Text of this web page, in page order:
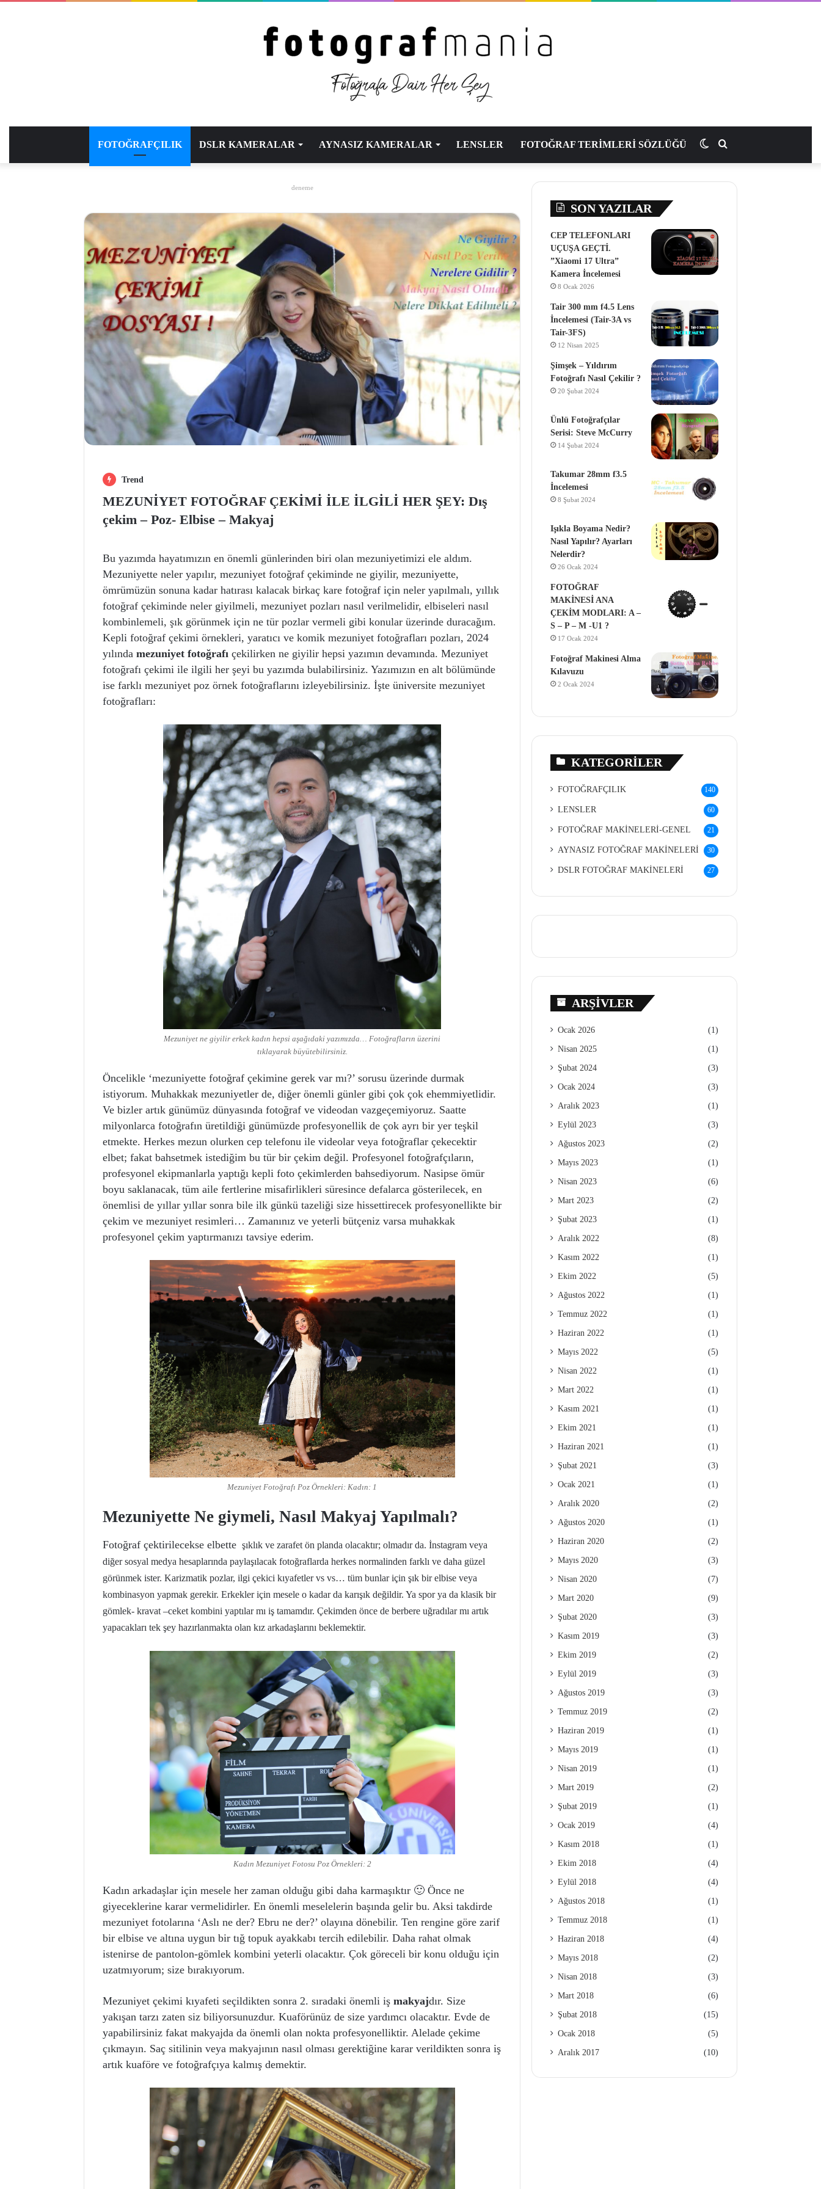
FOTOĞRAFÇILIK DSLR KAMERALAR AYNASIZ KAMERALAR LENSLER FOTOĞRAF TERİMLERİ SÖZLÜĞÜ
yap
Dış
görünümü
deneme
Trend
MEZUNİYET FOTOĞRAF ÇEKİMİ İLE İLGİLİ HER ŞEY: Dış
çekim – Poz- Elbise – Makyaj
Bu yazımda hayatımızın en önemli günlerinden biri olan mezuniyetimizi ele aldım.
Mezuniyette neler yapılır, mezuniyet fotoğraf çekiminde ne giyilir, mezuniyette,
ömrümüzün sonuna kadar hatırası kalacak birkaç kare fotoğraf için neler yapılmalı, yıllık
fotoğraf çekiminde neler giyilmeli, mezuniyet pozları nasıl verilmelidir, elbiseleri nasıl
kombinlemeli, şık görünmek için ne tür pozlar vermeli gibi konular üzerinde duracağım.
Kepli fotoğraf çekimi örnekleri, yaratıcı ve komik mezuniyet fotoğrafları pozları, 2024
yılında mezuniyet fotoğrafı çekilirken ne giyilir hepsi yazımın devamında. Mezuniyet
fotoğrafı çekimi ile ilgili her şeyi bu yazımda bulabilirsiniz. Yazımızın en alt bölümünde
ise farklı mezuniyet poz örnek fotoğraflarını izleyebilirsiniz. İşte üniversite mezuniyet
fotoğrafları:
Mezuniyet ne giyilir erkek kadın hepsi aşağıdaki yazımızda… Fotoğrafların üzerini
tıklayarak büyütebilirsiniz.
Öncelikle ‘mezuniyette fotoğraf çekimine gerek var mı?’ sorusu üzerinde durmak
istiyorum. Muhakkak mezuniyetler de, diğer önemli günler gibi çok çok ehemmiyetlidir.
Ve bizler artık günümüz dünyasında fotoğraf ve videodan vazgeçemiyoruz. Saatte
milyonlarca fotoğrafın üretildiği günümüzde profesyonellik de çok ayrı bir yer teşkil
etmekte. Herkes mezun olurken cep telefonu ile videolar veya fotoğraflar çekecektir
elbet; fakat bahsetmek istediğim bu tür bir çekim değil. Profesyonel fotoğrafçıların,
profesyonel ekipmanlarla yaptığı kepli foto çekimlerden bahsediyorum. Nasipse ömür
boyu saklanacak, tüm aile fertlerine misafirlikleri süresince defalarca gösterilecek, en
önemlisi de yıllar yıllar sonra bile ilk günkü tazeliği size hissettirecek profesyonellikte bir
çekim ve mezuniyet resimleri… Zamanınız ve yeterli bütçeniz varsa muhakkak
profesyonel çekim yaptırmanızı tavsiye ederim.
Mezuniyet Fotoğrafı Poz Örnekleri: Kadın: 1
Mezuniyette Ne giymeli, Nasıl Makyaj Yapılmalı?
Fotoğraf çektirilecekse elbette şıklık ve zarafet ön planda olacaktır; olmadır da. İnstagram veya
diğer sosyal medya hesaplarında paylaşılacak fotoğraflarda herkes normalinden farklı ve daha güzel
görünmek ister. Karizmatik pozlar, ilgi çekici kıyafetler vs vs… tüm bunlar için şık bir elbise veya
kombinasyon yapmak gerekir. Erkekler için mesele o kadar da karışık değildir. Ya spor ya da klasik bir
gömlek- kravat –ceket kombini yaptılar mı iş tamamdır. Çekimden önce de berbere uğradılar mı artık
yapacakları tek şey hazırlanmakta olan kız arkadaşlarını beklemektir.
Kadın Mezuniyet Fotosu Poz Örnekleri: 2
Kadın arkadaşlar için mesele her zaman olduğu gibi daha karmaşıktır 🙂 Önce ne
giyeceklerine karar vermelidirler. En önemli meselelerin başında gelir bu. Aksi takdirde
mezuniyet fotolarına ‘Aslı ne der? Ebru ne der?’ olayına dönebilir. Ten rengine göre zarif
bir elbise ve altına uygun bir tığ topuk ayakkabı tercih edilebilir. Daha rahat olmak
istenirse de pantolon-gömlek kombini yeterli olacaktır. Çok göreceli bir konu olduğu için
uzatmıyorum; size bırakıyorum.
Mezuniyet çekimi kıyafeti seçildikten sonra 2. sıradaki önemli iş makyajdır. Size
yakışan tarzı zaten siz biliyorsunuzdur. Kuaförünüz de size yardımcı olacaktır. Evde de
yapabilirsiniz fakat makyajda da önemli olan nokta profesyonelliktir. Alelade çekime
çıkmayın. Saç sitilinin veya makyajının nasıl olması gerektiğine karar verildikten sonra iş
artık kuaföre ve fotoğrafçıya kalmış demektir.
SON YAZILAR
CEP TELEFONLARI
UÇUŞA GEÇTİ.
”Xiaomi 17 Ultra”
Kamera İncelemesi
8 Ocak 2026
Tair 300 mm f4.5 Lens
İncelemesi (Tair-3A vs
Tair-3FS)
12 Nisan 2025
Şimşek – Yıldırım
Fotoğrafı Nasıl Çekilir ?
20 Şubat 2024
Ünlü Fotoğrafçılar
Serisi: Steve McCurry
14 Şubat 2024
Takumar 28mm f3.5
İncelemesi
8 Şubat 2024
Işıkla Boyama Nedir?
Nasıl Yapılır? Ayarları
Nelerdir?
26 Ocak 2024
FOTOĞRAF
MAKİNESİ ANA
ÇEKİM MODLARI: A –
S – P – M -U1 ?
17 Ocak 2024
Fotoğraf Makinesi Alma
Kılavuzu
2 Ocak 2024
KATEGORILER
FOTOĞRAFÇILIK 140
LENSLER 60
FOTOĞRAF MAKİNELERİ-GENEL 21
AYNASIZ FOTOĞRAF MAKİNELERİ 30
DSLR FOTOĞRAF MAKİNELERİ 27
ARŞIVLER
Ocak 2026 (1)
Nisan 2025 (1)
Şubat 2024 (3)
Ocak 2024 (3)
Aralık 2023 (1)
Eylül 2023 (3)
Ağustos 2023 (2)
Mayıs 2023 (1)
Nisan 2023 (6)
Mart 2023 (2)
Şubat 2023 (1)
Aralık 2022 (8)
Kasım 2022 (1)
Ekim 2022 (5)
Ağustos 2022 (1)
Temmuz 2022 (1)
Haziran 2022 (1)
Mayıs 2022 (5)
Nisan 2022 (1)
Mart 2022 (1)
Kasım 2021 (1)
Ekim 2021 (1)
Haziran 2021 (1)
Şubat 2021 (3)
Ocak 2021 (1)
Aralık 2020 (2)
Ağustos 2020 (1)
Haziran 2020 (2)
Mayıs 2020 (3)
Nisan 2020 (7)
Mart 2020 (9)
Şubat 2020 (3)
Kasım 2019 (3)
Ekim 2019 (2)
Eylül 2019 (3)
Ağustos 2019 (3)
Temmuz 2019 (2)
Haziran 2019 (1)
Mayıs 2019 (1)
Nisan 2019 (1)
Mart 2019 (2)
Şubat 2019 (1)
Ocak 2019 (4)
Kasım 2018 (1)
Ekim 2018 (4)
Eylül 2018 (4)
Ağustos 2018 (1)
Temmuz 2018 (1)
Haziran 2018 (4)
Mayıs 2018 (2)
Nisan 2018 (3)
Mart 2018 (6)
Şubat 2018 (15)
Ocak 2018 (5)
Aralık 2017 (10)